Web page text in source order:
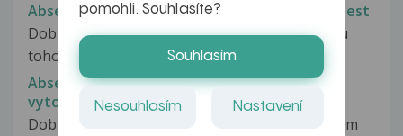
Absence menstruace, negativní těhotenský test
Dobry den, vysadila jsem antikoncepci z důvodu
toho, ze chceme miminko. Po...
Absence menstruace, paleni pochvy a belavy
vytok
Dobry vecer Pane doktore, Pred asi 4 mesici jsem
pomohli. Souhlasíte?
Souhlasím
Nesouhlasím Nastavení